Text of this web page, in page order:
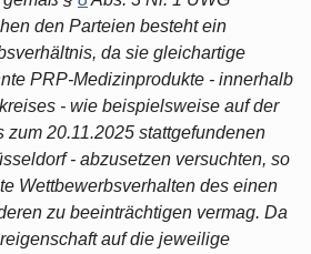
den Parteien besteht ein
da sie gleichartige
PRP-Medizinprodukte - innerhalb
- wie beispielsweise auf der
zum 20.11.2025 stattgefundenen
- abzusetzen versuchten, so
Wettbewerbsverhalten des einen
zu beeinträchtigen vermag. Da
auf die jeweilige